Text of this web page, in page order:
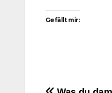
Gefällt mir: